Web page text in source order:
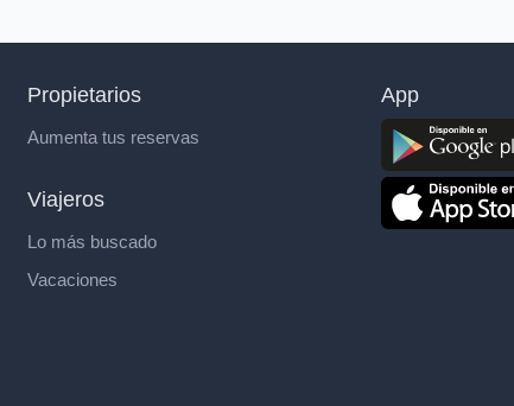
Propietarios
Aumenta tus reservas
Viajeros
Lo más buscado
Vacaciones
App